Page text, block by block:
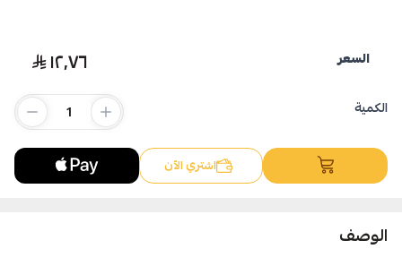
السعر ١٢٫٧٦
الكمية
اشتري الآن
الوصف